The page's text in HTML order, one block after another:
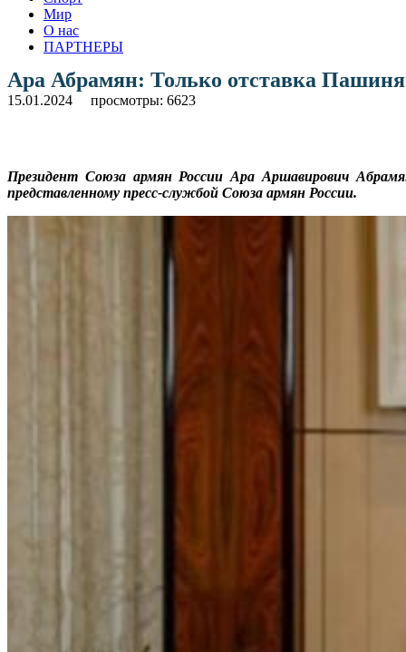
Мир
О нас
ПАРТНЕРЫ
Ара Абрамян: Только отставка
15.01.2024 просмотры: 6623
Президент Союза армян России Ара Аршавирович
представленному пресс-службой Союза армян России.